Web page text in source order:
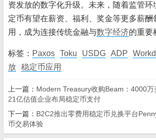
资发放的数字化升级。未来，随着监管环
定币有望在薪资、福利、奖金等更多薪酬
用，成为连接传统金融与数字经济的重要
标签： Paxos Toku USDG ADP
放 稳定币应用
上一篇： Modern Treasury收购Beam：4000万
21亿估值企业布局稳定币支付
下一篇： B2C2推出零费用稳定币兑换平台
币交易体验